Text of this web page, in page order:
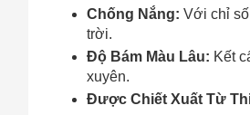
Chống Nắng: Với chỉ
trời.
Độ Bám Màu Lâu: Kết
xuyên.
Được Chiết Xuất Từ